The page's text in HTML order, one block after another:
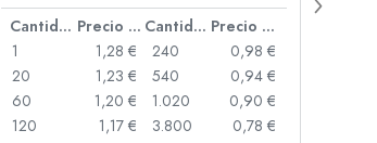
Cantidad Precio por unidad Cantidad
Precio por unidad
1
1,28 €
20
1,23 €
60
1,20 €
120
1,17 €
240
0,98 €
540
0,94 €
1.020
0,90 €
3.800
0,78 €